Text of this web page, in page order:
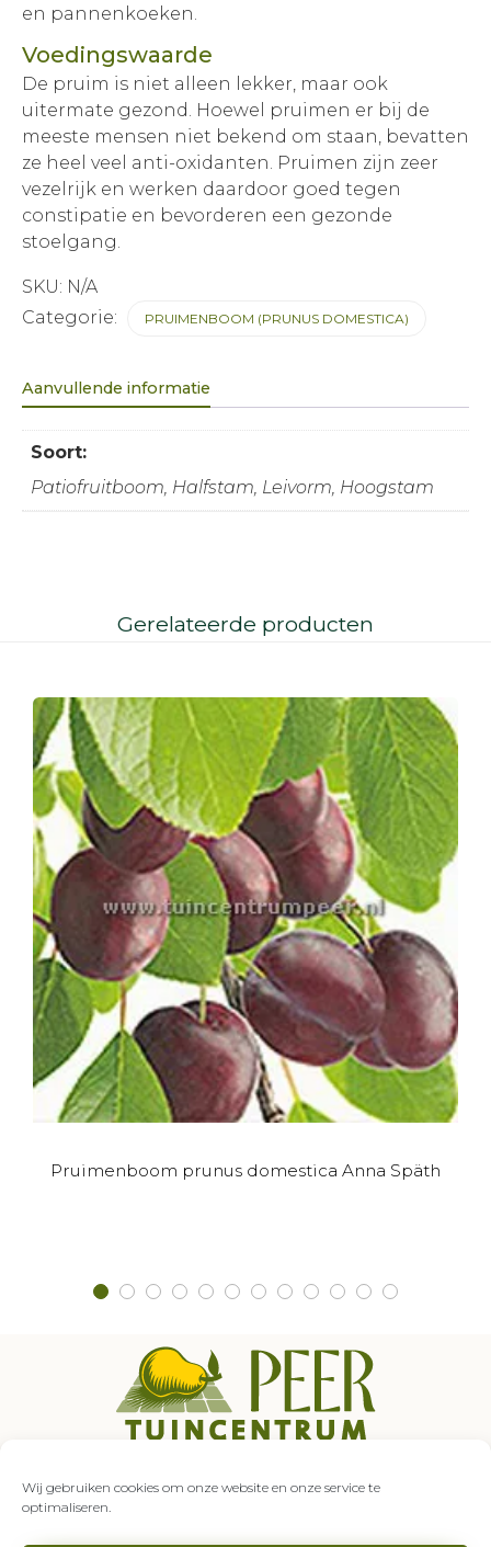
Wij gebruiken cookies om onze website en onze service te
optimaliseren.
en pannenkoeken.
Voedingswaarde
De pruim is niet alleen lekker, maar ook
uitermate gezond. Hoewel pruimen er bij de
meeste mensen niet bekend om staan, bevatten
ze heel veel anti-oxidanten. Pruimen zijn zeer
vezelrijk en werken daardoor goed tegen
constipatie en bevorderen een gezonde
stoelgang.
SKU: N/A
Categorie:
PRUIMENBOOM (PRUNUS DOMESTICA)
Aanvullende informatie
Soort:
Patiofruitboom, Halfstam, Leivorm, Hoogstam
Gerelateerde producten
product
Deze
gekozen
worden
op
Pruimenboom prunus domestica Anna Späth
7007 GZ Doetinchem